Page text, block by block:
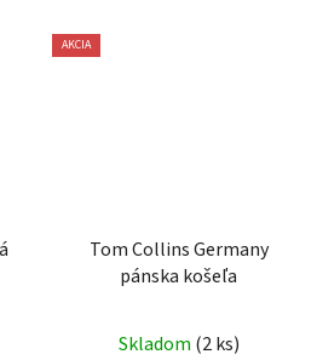
AKCIA
Tom Collins Germany
pánska košeľa
Skladom (2 ks)